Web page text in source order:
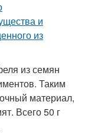
из семян
Таким
материал,
Всего 50 г